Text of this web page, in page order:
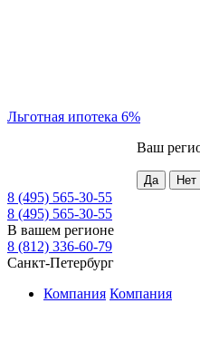
Льготная ипотека 6%
Ваш
8 (495) 565-30-55
8 (495) 565-30-55
В вашем регионе
8 (812) 336-60-79
Санкт-Петербург
Компания Компания